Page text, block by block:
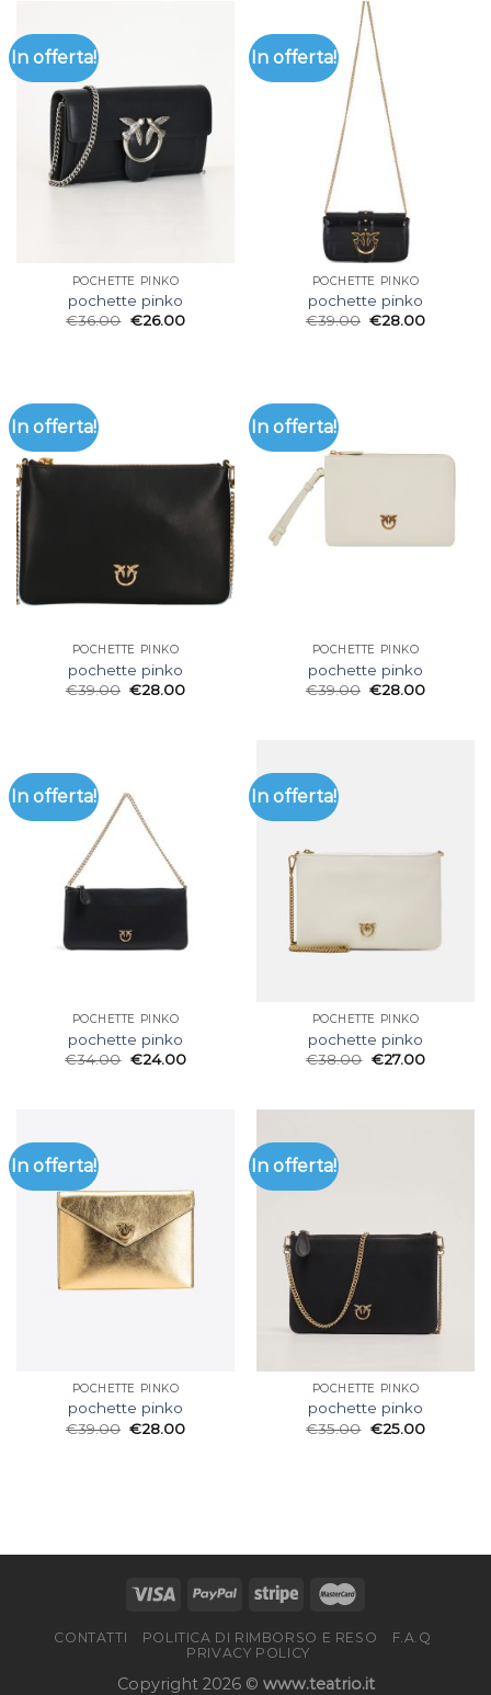
In offerta!
POCHETTE PINKO
pochette pinko
€36.00 €26.00
In offerta!
POCHETTE PINKO
pochette pinko
€39.00 €28.00
In offerta!
POCHETTE PINKO
pochette pinko
€39.00 €28.00
In offerta!
POCHETTE PINKO
pochette pinko
€39.00 €28.00
In offerta!
POCHETTE PINKO
pochette pinko
€34.00 €24.00
In offerta!
POCHETTE PINKO
pochette pinko
€38.00 €27.00
In offerta!
POCHETTE PINKO
pochette pinko
€39.00 €28.00
In offerta!
POCHETTE PINKO
pochette pinko
€35.00 €25.00
CONTATTI POLITICA DI RIMBORSO E RESO
F.A.Q
PRIVACY POLICY
Copyright 2026 © www.teatrio.it